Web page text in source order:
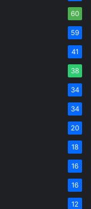
60
59
41
38
34
34
20
18
16
16
12